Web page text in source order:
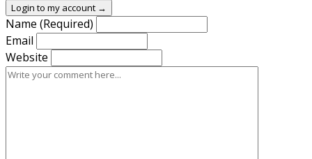
Login to my account →
Name (Required)
Email
Website